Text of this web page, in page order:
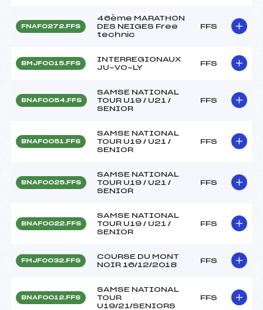
FNAF0272.FFS
46ème MARATHON
DES NEIGES Free
technic
FFS
BMJF0015.FFS
INTERREGIONAUX
JU-VO-LY
FFS
BNAF0054.FFS
SAMSE NATIONAL
TOUR U19 / U21 /
SENIOR
FFS
BNAF0051.FFS
SAMSE NATIONAL
TOUR U19 / U21 /
SENIOR
FFS
BNAF0025.FFS
SAMSE NATIONAL
TOUR U19 / U21 /
SENIOR
FFS
BNAF0022.FFS
SAMSE NATIONAL
TOUR U19 / U21 /
SENIOR
FFS
FMJF0032.FFS
COURSE DU MONT
NOIR 16/12/2018
FFS
BNAF0012.FFS
SAMSE NATIONAL
TOUR
U19/21/SENIORS
FFS